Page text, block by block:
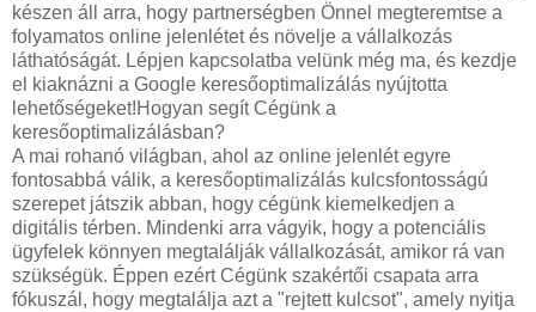
készen áll arra, hogy partnerségben Önnel megteremtse a
folyamatos online jelenlétet és növelje a vállalkozás
láthatóságát. Lépjen kapcsolatba velünk még ma, és kezdje
el kiaknázni a Google keresőoptimalizálás nyújtotta
lehetőségeket!Hogyan segít Cégünk a
keresőoptimalizálásban?
A mai rohanó világban, ahol az online jelenlét egyre
fontosabbá válik, a keresőoptimalizálás kulcsfontosságú
szerepet játszik abban, hogy cégünk kiemelkedjen a
digitális térben. Mindenki arra vágyik, hogy a potenciális
ügyfelek könnyen megtalálják vállalkozását, amikor rá van
szükségük. Éppen ezért Cégünk szakértői csapata arra
fókuszál, hogy megtalálja azt a "rejtett kulcsot", amely nyitja